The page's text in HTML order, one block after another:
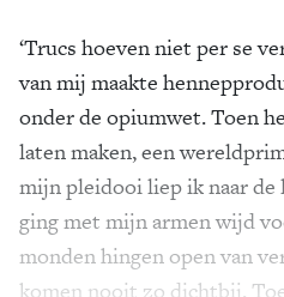
‘Trucs hoeven niet per se
van mij maakte
onder de opiumwet. Toen
laten maken, een
mijn pleidooi liep ik naar de
ging met mijn armen wijd
monden hingen open van
komen nooit zo dichtbij.